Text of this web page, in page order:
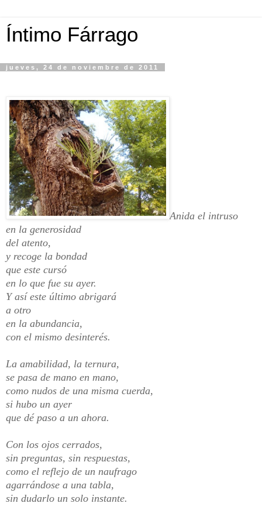
Íntimo Fárrago
jueves, 24 de noviembre de 2011
Anida el intruso
en la generosidad
del atento,
y recoge la bondad
que este cursó
en lo que fue su ayer.
Y así este último abrigará
a otro
en la abundancia,
con el mismo desinterés.
La amabilidad, la ternura,
se pasa de mano en mano,
como nudos de una misma cuerda,
si hubo un ayer
que dé paso a un ahora.
Con los ojos cerrados,
sin preguntas, sin respuestas,
como el reflejo de un naufrago
agarrándose a una tabla,
sin dudarlo un solo instante.